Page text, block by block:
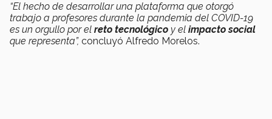
“El hecho de desarrollar una plataforma que otorgó
trabajo a profesores durante la pandemia del COVID-19
es un orgullo por el reto tecnológico y el impacto social
que representa”, concluyó Alfredo Morelos.